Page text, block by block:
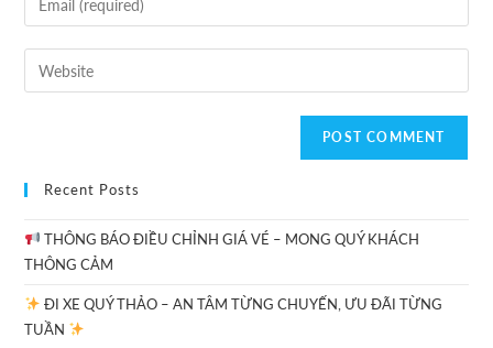
Recent Posts
THÔNG BÁO ĐIỀU CHỈNH GIÁ VÉ – MONG QUÝ KHÁCH
THÔNG CẢM
ĐI XE QUÝ THẢO – AN TÂM TỪNG CHUYẾN, ƯU ĐÃI TỪNG
TUẦN